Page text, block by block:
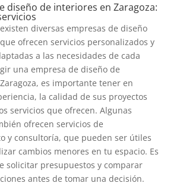
diseño de interiores en Zaragoza:
diversas empresas de diseño
ofrecen servicios personalizados y
a las necesidades de cada
una empresa de diseño de
es importante tener en
la calidad de sus proyectos
servicios que ofrecen. Algunas
ofrecen servicios de
y consultoría, que pueden ser útiles
cambios menores en tu espacio. Es
solicitar presupuestos y comparar
antes de tomar una decisión.